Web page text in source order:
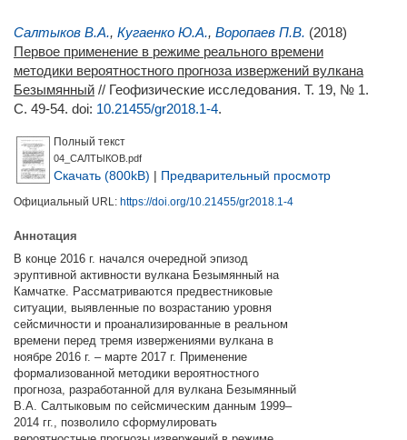
Салтыков В.А., Кугаенко Ю.А., Воропаев П.В. (2018)
Первое применение в режиме реального времени
методики вероятностного прогноза извержений вулкана
Безымянный // Геофизические исследования. Т. 19, № 1.
С. 49-54. doi: 10.21455/gr2018.1-4.
Полный текст
04_САЛТЫКОВ.pdf
Скачать (800kB) | Предварительный просмотр
Официальный URL: https://doi.org/10.21455/gr2018.1-4
Аннотация
В конце 2016 г. начался очередной эпизод
эруптивной активности вулкана Безымянный на
Камчатке. Рассматриваются предвестниковые
ситуации, выявленные по возрастанию уровня
сейсмичности и проанализированные в реальном
времени перед тремя извержениями вулкана в
ноябре 2016 г. – марте 2017 г. Применение
формализованной методики вероятностного
прогноза, разработанной для вулкана Безымянный
В.А. Салтыковым по сейсмическим данным 1999–
2014 гг., позволило сформулировать